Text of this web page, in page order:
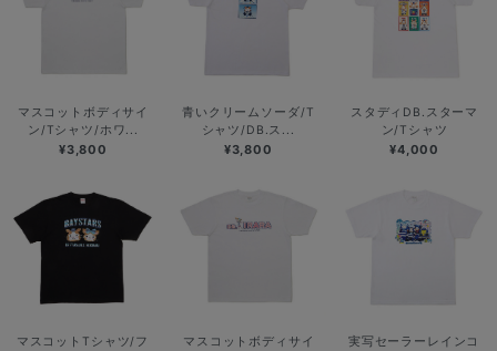
マスコットボディサイ
ン/Tシャツ/ホワ...
¥3,800
青いクリームソーダ/T
シャツ/DB.ス...
¥3,800
スタディDB.スターマ
ン/Tシャツ
¥4,000
マスコットTシャツ/フ
マスコットボディサイ
実写セーラーレインコ